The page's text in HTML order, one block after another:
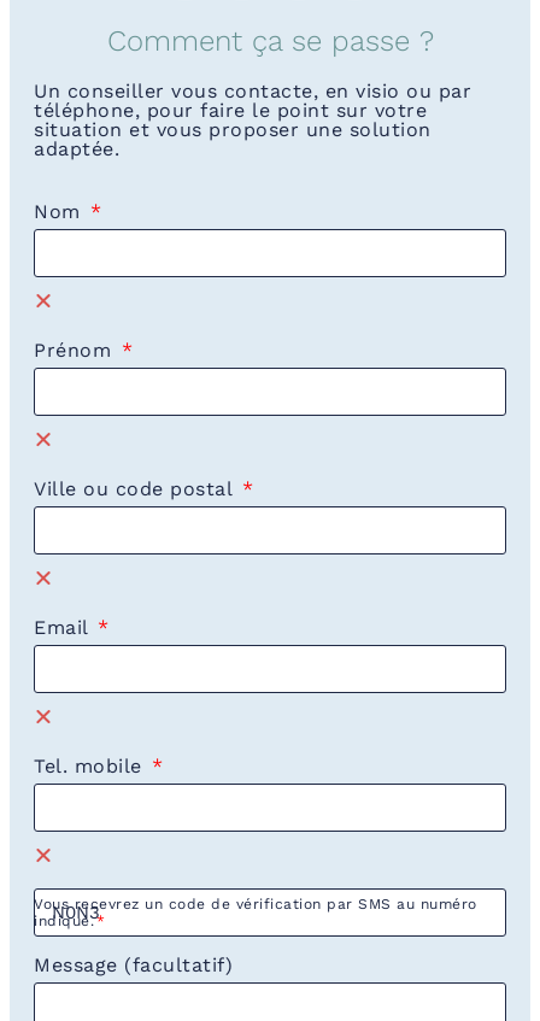
Comment ça se passe ?
Un conseiller vous contacte, en visio ou par
téléphone, pour faire le point sur votre
situation et vous proposer une solution
adaptée.
Nom
Prénom
Ville ou code postal
Email
Tel. mobile
Vous recevrez un code de vérification par SMS au numéro
indiqué.
Message (facultatif)